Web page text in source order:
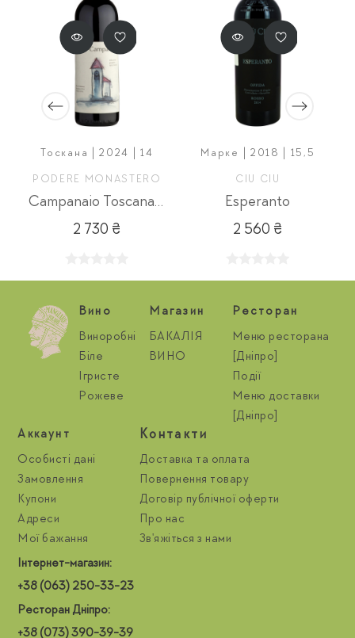
Тоскана | 2024 | 14
PODERE MONASTERO
Campanaio Toscana Rosso
2 730 ₴
Марке | 2018 | 15,5
CIU CIU
Esperanto
2 560 ₴
Вино
Виноробні
Біле
Ігристе
Рожеве
Магазин
БАКАЛІЯ
ВИНО
Ресторан
Меню ресторана
[Дніпро]
Події
Меню доставки
[Дніпро]
Aккаунт
Особисті дані
Замовлення
Купони
Адреси
Мої бажання
Контакти
Доставка та оплата
Повернення товару
Договір публічної оферти
Про нас
Зв'яжіться з нами
Інтернет-магазин:
+38 (063) 250-33-23
Ресторан Дніпро:
+38 (073) 390-39-39